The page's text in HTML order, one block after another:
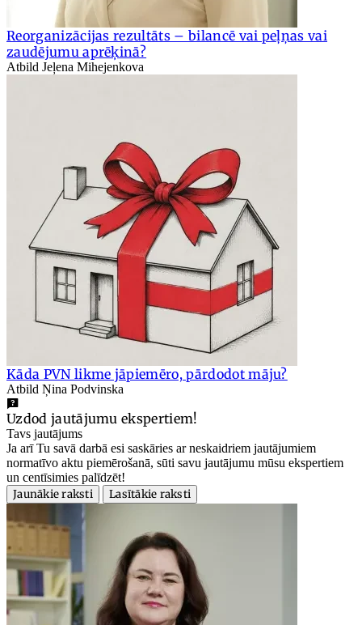
Reorganizācijas rezultāts – bilancē vai peļņas vai
zaudējumu aprēķinā?
Atbild Jeļena Mihejenkova
Kāda PVN likme jāpiemēro, pārdodot māju?
Atbild Ņina Podvinska
Uzdod jautājumu ekspertiem!
Tavs jautājums
Ja arī Tu savā darbā esi saskāries ar neskaidriem jautājumiem
normatīvo aktu piemērošanā, sūti savu jautājumu mūsu ekspertiem
un centīsimies palīdzēt!
Jaunākie raksti
Lasītākie raksti